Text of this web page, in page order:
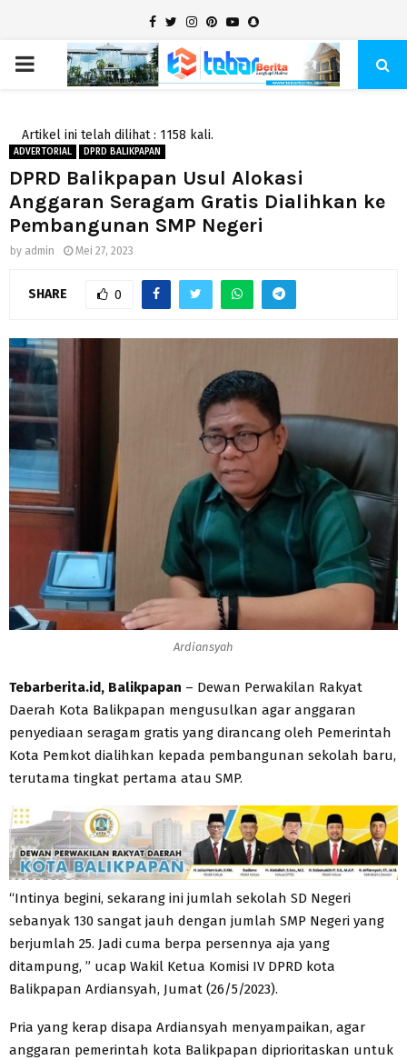
Facebook
TwitterInstagram
Pinterest
YoutubeSnapchat
PRIMARY
Artikel ini telah dilihat : 1158 kali.
ADVERTORIAL DPRD BALIKPAPAN
DPRD Balikpapan Usul Alokasi
Anggaran Seragam Gratis Dialihkan ke
Pembangunan SMP Negeri
by admin Mei 27, 2023
SHARE 0
Ardiansyah
Tebarberita.id, Balikpapan – Dewan Perwakilan Rakyat
Daerah Kota Balikpapan mengusulkan agar anggaran
penyediaan seragam gratis yang dirancang oleh Pemerintah
Kota Pemkot dialihkan kepada pembangunan sekolah baru,
terutama tingkat pertama atau SMP.
“Intinya begini, sekarang ini jumlah sekolah SD Negeri
sebanyak 130 sangat jauh dengan jumlah SMP Negeri yang
berjumlah 25. Jadi cuma berpa persennya aja yang
ditampung, ” ucap Wakil Ketua Komisi IV DPRD kota
Balikpapan Ardiansyah, Jumat (26/5/2023).
Pria yang kerap disapa Ardiansyah menyampaikan, agar
anggaran pemerintah kota Balikpapan diprioritaskan untuk